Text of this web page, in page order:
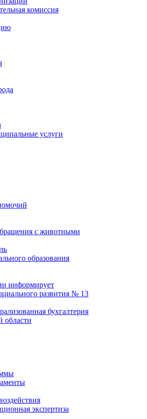
комиссия
услуги
с животными
образования
информирует
развития № 13
бухгалтерия
области
экспертиза